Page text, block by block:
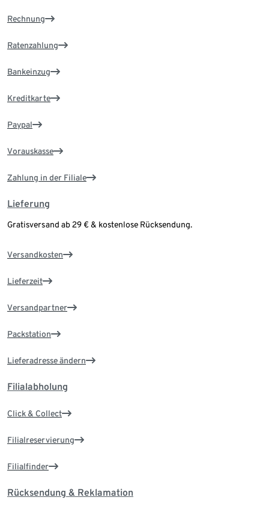
Rechnung
Ratenzahlung
Bankeinzug
Kreditkarte
Paypal
Vorauskasse
Zahlung in der Filiale
Lieferung
Gratisversand ab 29 € & kostenlose Rücksendung.
Versandkosten
Lieferzeit
Versandpartner
Packstation
Lieferadresse ändern
Filialabholung
Click & Collect
Filialreservierung
Filialfinder
Rücksendung & Reklamation